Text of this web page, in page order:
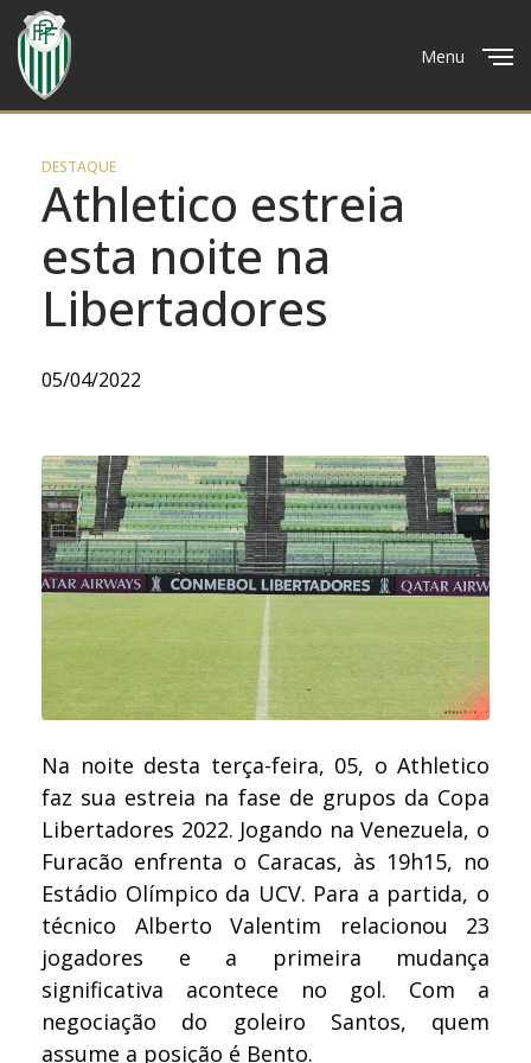
Menu
DESTAQUE
Athletico estreia
esta noite na
Libertadores
05/04/2022
Na noite desta terça-feira, 05, o Athletico
faz sua estreia na fase de grupos da Copa
Libertadores 2022. Jogando na Venezuela, o
Furacão enfrenta o Caracas, às 19h15, no
Estádio Olímpico da UCV. Para a partida, o
técnico Alberto Valentim relacionou 23
jogadores e a primeira mudança
significativa acontece no gol. Com a
negociação do goleiro Santos, quem
assume a posição é Bento.